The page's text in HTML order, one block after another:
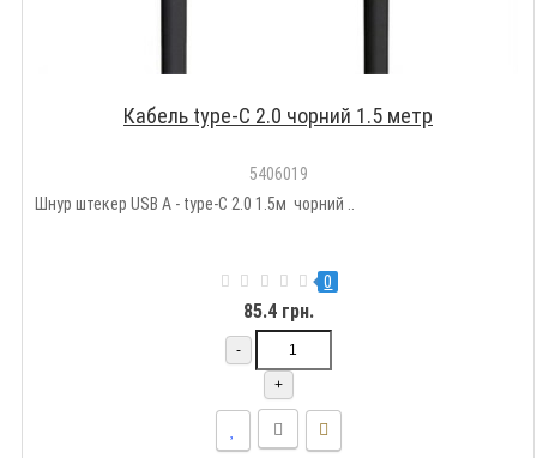
Кабель type-C 2.0 чорний 1.5 метр
5406019
Шнур штекер USB A - type-C 2.0 1.5м чорний ..
0
85.4 грн.
-
+